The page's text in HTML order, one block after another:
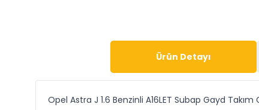
Ürün Detayı
Opel Astra J 1.6 Benzinli A16LET Subap Gayd Takım